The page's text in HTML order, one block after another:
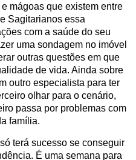
mágoas que existem entre
Sagitarianos essa
com a saúde do seu
uma sondagem no imóvel
outras questões em que
de vida. Ainda sobre
outro especialista para ter
olhar para o cenário,
passa por problemas com
família.
terá sucesso se conseguir
É uma semana para